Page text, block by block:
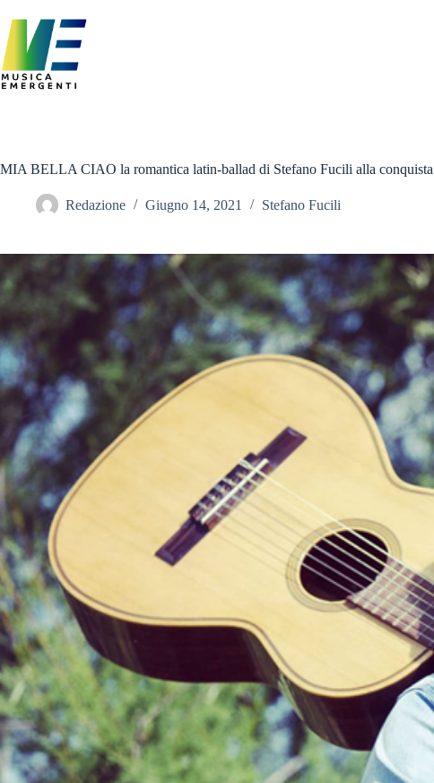
contenuto
MIA BELLA CIAO la romantica latin-ballad di Stefano Fucili alla conquista
Redazione Giugno 14, 2021 Stefano Fucili